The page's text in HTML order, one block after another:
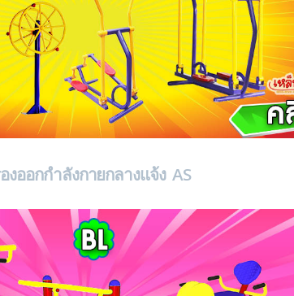
งออกกำลังกายกลางแจ้ง AS